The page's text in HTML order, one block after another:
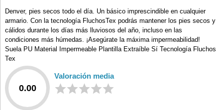
Denver, pies secos todo el día. Un básico imprescindible en cualquier
armario. Con la tecnología FluchosTex podrás mantener los pies secos y
cálidos durante los días más lluviosos del año, incluso en las
condiciones más húmedas. ¡Asegúrate la máxima impermeabilidad!
Suela PU Material Impermeable Plantilla Extraíble Sí Tecnología Fluchos
Tex
0.00
Valoración media